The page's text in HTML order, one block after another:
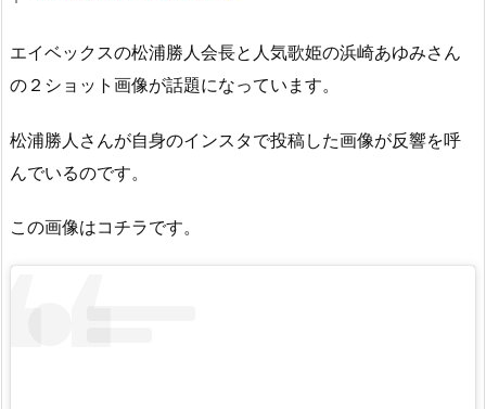
エイベックスの松浦勝人会長と人気歌姫の浜崎あゆみさん
の２ショット画像が話題になっています。
松浦勝人さんが自身のインスタで投稿した画像が反響を呼
んでいるのです。
この画像はコチラです。